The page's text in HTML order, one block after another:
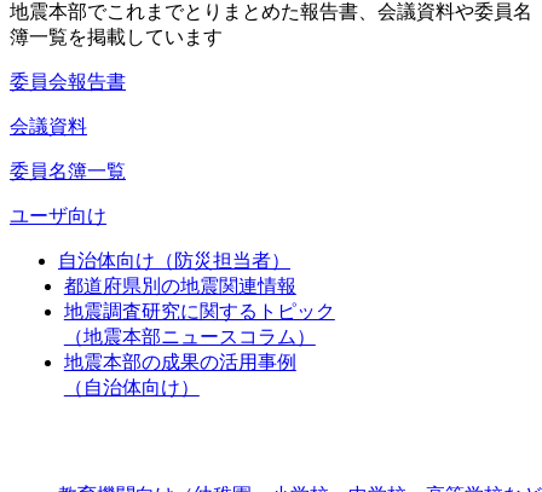
地震本部でこれまでとりまとめた報告書、会議資料や委員名
簿一覧を掲載しています
委員会報告書
会議資料
委員名簿一覧
ユーザ向け
自治体向け（防災担当者）
都道府県別の地震関連情報
地震調査研究に関するトピック
（地震本部ニュースコラム）
地震本部の成果の活用事例
（自治体向け）